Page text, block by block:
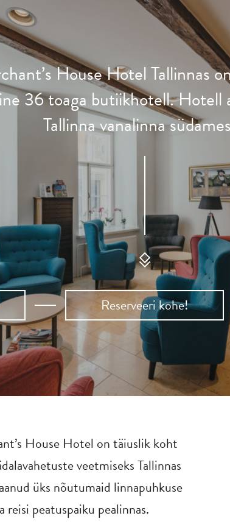
House Hotel Tallinnas
36 toaga butiikhotell. Hotell
Tallinna vanalinna
Reserveeri kohe!
House Hotel on täiuslik koht
veetmiseks Tallinnas
üks nõutumaid linnapuhkuse
reisi peatuspaiku pealinnas.